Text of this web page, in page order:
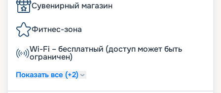
Сувенирный магазин
Фитнес-зона
Wi-Fi – бесплатный (доступ может быть
ограничен)
Показать все (+2)